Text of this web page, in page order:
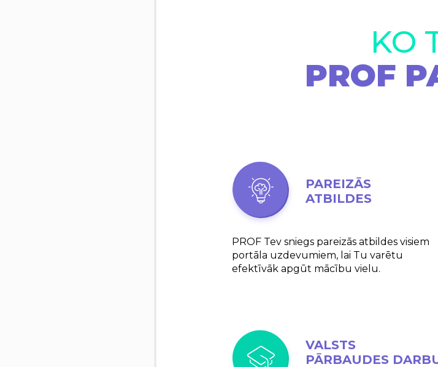
KO
PROF
PAREIZĀS
ATBILDES
PROF Tev sniegs pareizās atbildes visiem
portāla uzdevumiem, lai Tu varētu
efektīvāk apgūt mācību vielu.
VALSTS
PĀRBAUDES